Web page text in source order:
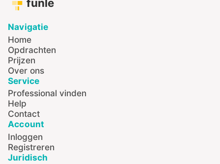
funle
Navigatie
Home
Opdrachten
Prijzen
Over ons
Service
Professional vinden
Help
Contact
Account
Inloggen
Registreren
Juridisch